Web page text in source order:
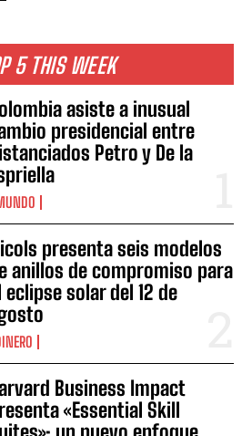
5 THIS WEEK
asiste a inusual
presidencial entre
Petro y De la
presenta seis modelos
anillos de compromiso para
eclipse solar del 12 de
Business Impact
«Essential Skill